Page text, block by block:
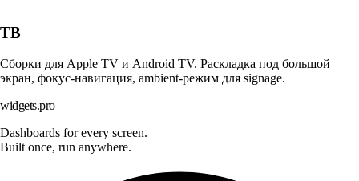
ТВ
Сборки для Apple TV и Android TV. Раскладка под большой
экран, фокус-навигация, ambient-режим для signage.
widgets.pro
Dashboards for every screen.
Built once, run anywhere.